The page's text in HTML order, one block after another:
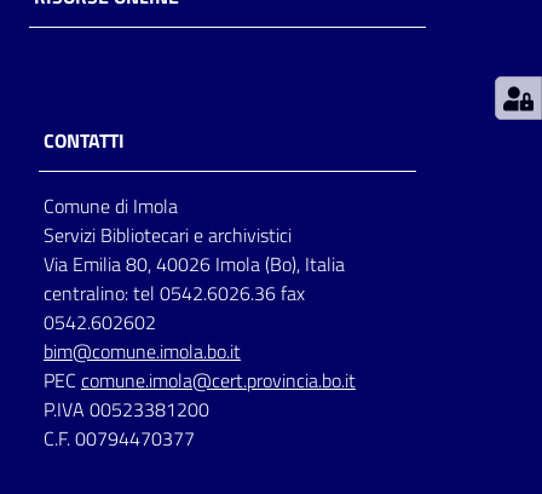
per
lettura
Seguici
su
CONTATTI
Comune di Imola
Servizi Bibliotecari e archivistici
Via Emilia 80, 40026 Imola (Bo), Italia
centralino: tel 0542.6026.36 fax
0542.602602
bim@comune.imola.bo.it
PEC comune.imola@cert.provincia.bo.it
P.IVA 00523381200
C.F. 00794470377